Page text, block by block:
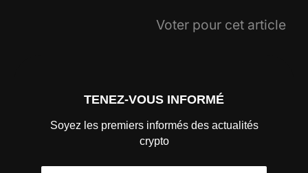
Voter pour cet article
TENEZ-VOUS INFORMÉ
Soyez les premiers informés des actualités
crypto